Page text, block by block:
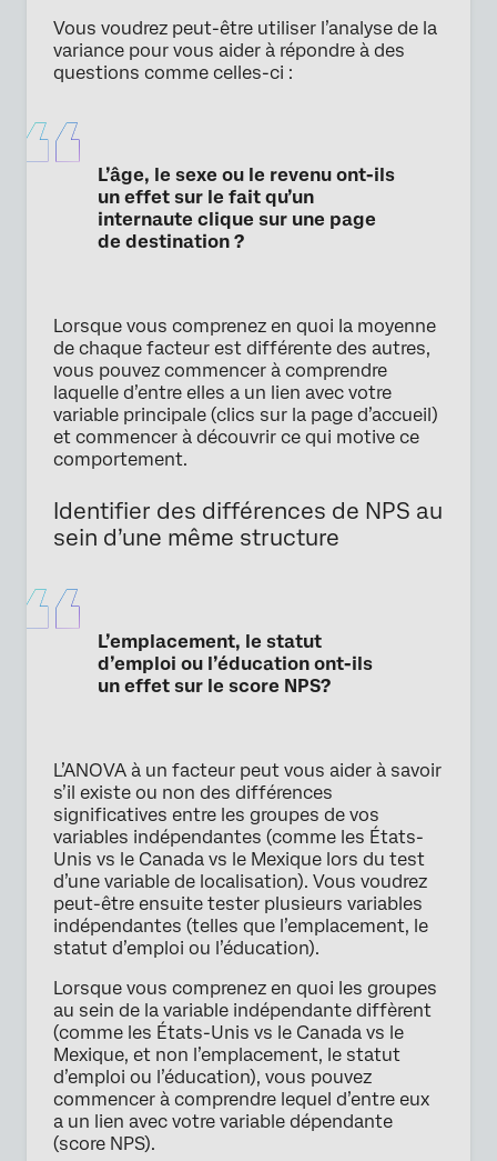
Vous voudrez peut-être utiliser l’analyse de la
variance pour vous aider à répondre à des
questions comme celles-ci :
L’âge, le sexe ou le revenu ont-ils
un effet sur le fait qu’un
internaute clique sur une page
de destination ?
Lorsque vous comprenez en quoi la moyenne
de chaque facteur est différente des autres,
vous pouvez commencer à comprendre
laquelle d’entre elles a un lien avec votre
variable principale (clics sur la page d’accueil)
et commencer à découvrir ce qui motive ce
comportement.
Identifier des différences de NPS au
sein d’une même structure
L’emplacement, le statut
d’emploi ou l’éducation ont-ils
un effet sur le score NPS?
L’ANOVA à un facteur peut vous aider à savoir
s’il existe ou non des différences
significatives entre les groupes de vos
variables indépendantes (comme les États-
Unis vs le Canada vs le Mexique lors du test
d’une variable de localisation). Vous voudrez
peut-être ensuite tester plusieurs variables
indépendantes (telles que l’emplacement, le
statut d’emploi ou l’éducation).
Lorsque vous comprenez en quoi les groupes
au sein de la variable indépendante diffèrent
(comme les États-Unis vs le Canada vs le
Mexique, et non l’emplacement, le statut
d’emploi ou l’éducation), vous pouvez
commencer à comprendre lequel d’entre eux
a un lien avec votre variable dépendante
(score NPS).